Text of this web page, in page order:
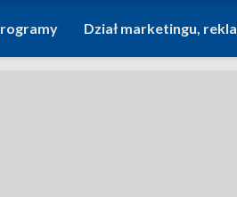
Dział marketingu,